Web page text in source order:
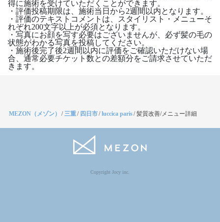
得に施術を受けていただくことができます。
・評価投稿期限は、施術当日から2週間以内となります。
・評価のテキストコメントは、スタイリスト・メニューそ
れぞれ200文字以上が必須となります。
・写真にお顔を写す必要はございませんが、必ず髪の毛の
状態がわかる写真を投稿してください。
・施術後完了後2週間以内に評価をご確認いただけない場
合、通常必要チケット数との差額分をご請求させていただ
きます。
MEZON（メゾン） /三重/ 四日市/luccica paris/髪質改善/メニュー詳細
Copyright Jocy inc.